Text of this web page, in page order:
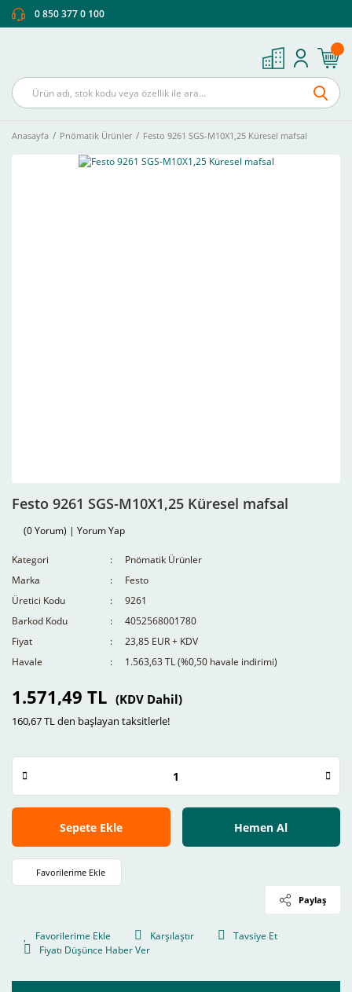
0 850 377 0 100
Anasayfa Pnömatik Ürünler Festo 9261 SGS-M10X1,25 Küresel mafsal
Festo 9261 SGS-M10X1,25 Küresel mafsal
(0 Yorum) | Yorum Yap
Kategori
Pnömatik Ürünler
Marka
Festo
Üretici Kodu
9261
Barkod Kodu
4052568001780
Fiyat
23,85 EUR + KDV
Havale
1.563,63 TL (%0,50 havale indirimi)
1.571,49 TL (KDV Dahil)
160,67 TL den başlayan taksitlerle!
Sepete Ekle Hemen Al
Paylaş
Karşılaştır
Tavsiye Et
Fiyatı Düşünce Haber Ver